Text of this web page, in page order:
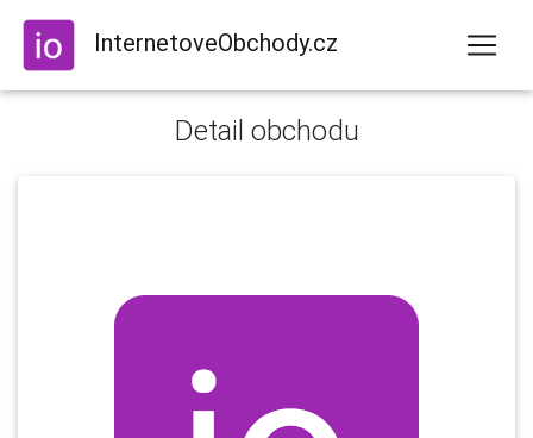
InternetoveObchody.cz
Detail obchodu